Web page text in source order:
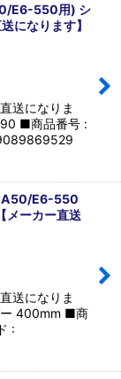
E6-550用) シ
になります】
送になりま
■商品番号 :
E6-550
メーカー直送
送になりま
ー 400mm ■商
: